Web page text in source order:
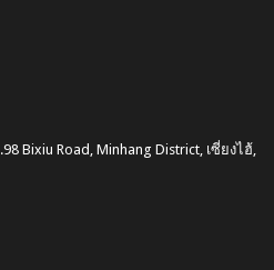
Bixiu Road, Minhang District, เซี่ยงไฮ้,